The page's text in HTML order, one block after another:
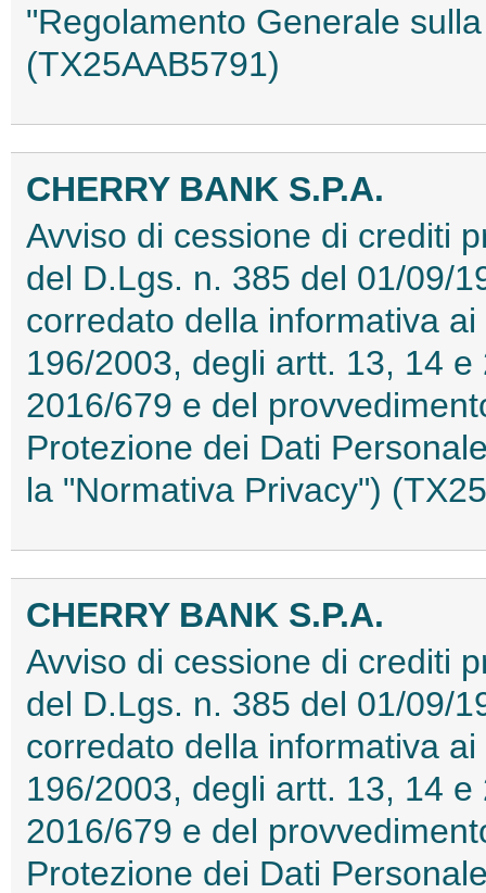
"Regolamento Generale
(TX25AAB5791)
CHERRY BANK S.P.A.
Avviso di cessione di crediti
del D.Lgs. n. 385 del 01/09/
corredato della informativa
196/2003, degli artt. 13, 14
2016/679 e del
Protezione dei Dati
la "Normativa Privacy")
CHERRY BANK S.P.A.
Avviso di cessione di crediti
del D.Lgs. n. 385 del 01/09/
corredato della informativa
196/2003, degli artt. 13, 14
2016/679 e del
Protezione dei Dati